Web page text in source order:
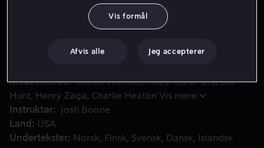
Fem unge mennesker med særlige evner sendes til en
Fem unge mennesker med særlige evner sendes til en
hemmelig institution for at få behandlinger, der efter
deres kræfter. Men alt er ikke, som det ser ud.
Medvirkende Maisie Williams Anya Taylor-Joy Blu
Hunt
Henry Zaga Charlie Heaton Vis mere
Instruktør
Josh Boone
Land
USA
Undertekster
Norsk Finsk Svensk Dansk Islandsk
Vis formål
Afvis alle Jeg accepterer